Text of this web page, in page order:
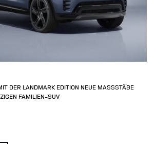
DER LANDMARK EDITION NEUE MASSSTÄBE
FAMILIEN‑SUV